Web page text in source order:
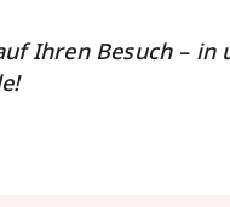
Ihren Besuch – in